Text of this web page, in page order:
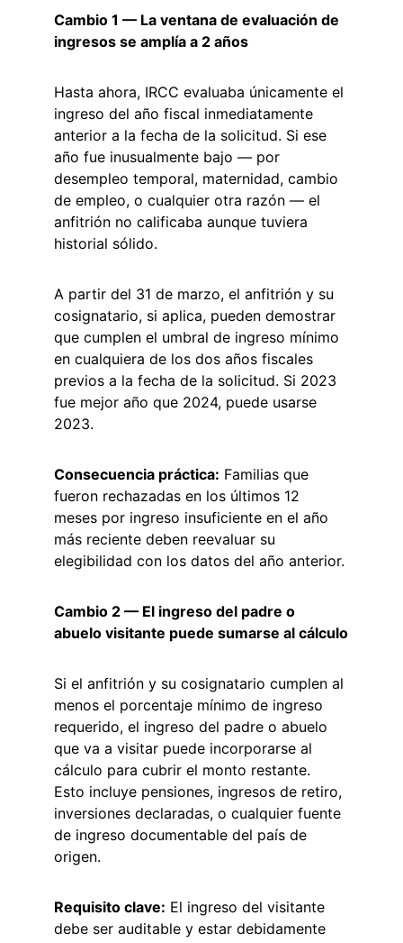
Cambio 1 — La ventana de evaluación de
ingresos se amplía a 2 años
Hasta ahora, IRCC evaluaba únicamente el
ingreso del año fiscal inmediatamente
anterior a la fecha de la solicitud. Si ese
año fue inusualmente bajo — por
desempleo temporal, maternidad, cambio
de empleo, o cualquier otra razón — el
anfitrión no calificaba aunque tuviera
historial sólido.
A partir del 31 de marzo, el anfitrión y su
cosignatario, si aplica, pueden demostrar
que cumplen el umbral de ingreso mínimo
en cualquiera de los dos años fiscales
previos a la fecha de la solicitud. Si 2023
fue mejor año que 2024, puede usarse
2023.
Consecuencia práctica: Familias que
fueron rechazadas en los últimos 12
meses por ingreso insuficiente en el año
más reciente deben reevaluar su
elegibilidad con los datos del año anterior.
Cambio 2 — El ingreso del padre o
abuelo visitante puede sumarse al cálculo
Si el anfitrión y su cosignatario cumplen al
menos el porcentaje mínimo de ingreso
requerido, el ingreso del padre o abuelo
que va a visitar puede incorporarse al
cálculo para cubrir el monto restante.
Esto incluye pensiones, ingresos de retiro,
inversiones declaradas, o cualquier fuente
de ingreso documentable del país de
origen.
Requisito clave: El ingreso del visitante
debe ser auditable y estar debidamente